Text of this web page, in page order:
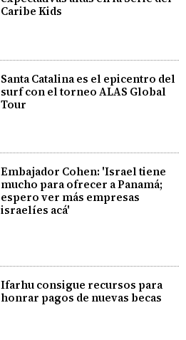
Caribe Kids
Santa Catalina es el epicentro del
surf con el torneo ALAS Global
Tour
Embajador Cohen: 'Israel tiene
mucho para ofrecer a Panamá;
espero ver más empresas
israelíes acá'
Ifarhu consigue recursos para
honrar pagos de nuevas becas